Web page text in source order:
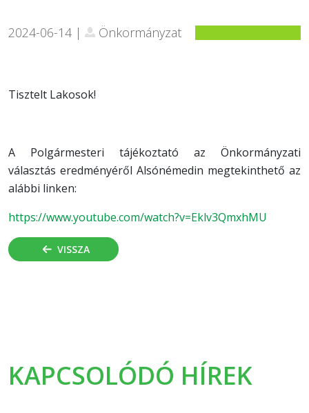
2024-06-14 | Önkormányzat
Tisztelt Lakosok!
A Polgármesteri tájékoztató az Önkormányzati
választás eredményéről Alsónémedin megtekinthető az
alábbi linken:
https://www.youtube.com/watch?v=Eklv3QmxhMU
VISSZA
KAPCSOLÓDÓ HÍREK